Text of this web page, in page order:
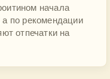
начала
по рекомендации
отпечатки на